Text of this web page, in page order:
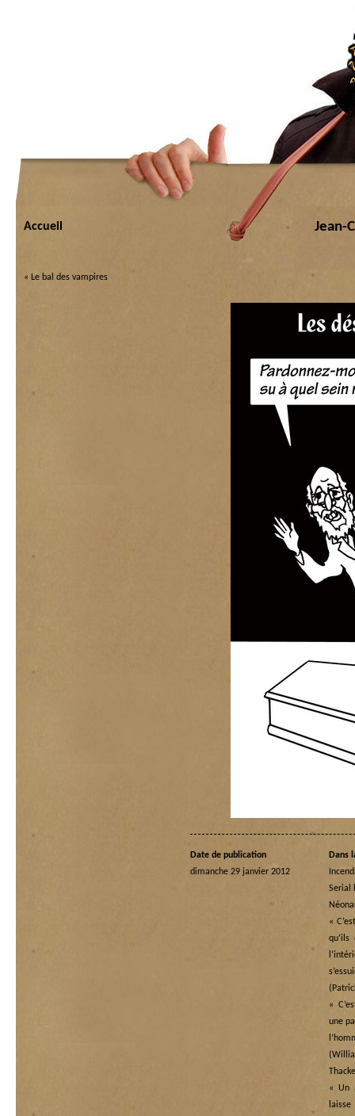
Accueil Jean-
« Le bal des vampires
Date de publication
dimanche 29 janvier 2012
Dans
Serial
«
«
une
« Un